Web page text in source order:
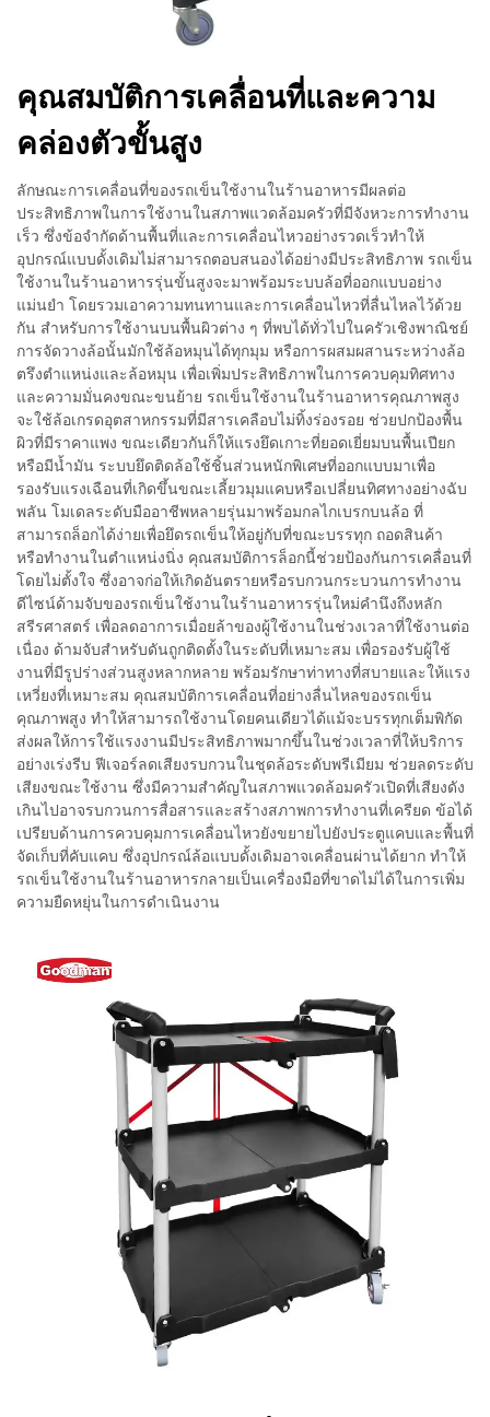
คุณสมบัติการเคลื่อนที่และความ
คล่องตัวขั้นสูง
ลักษณะการเคลื่อนที่ของรถเข็นใช้งานในร้านอาหารมีผลต่อ
ประสิทธิภาพในการใช้งานในสภาพแวดล้อมครัวที่มีจังหวะการทำงาน
เร็ว ซึ่งข้อจำกัดด้านพื้นที่และการเคลื่อนไหวอย่างรวดเร็วทำให้
อุปกรณ์แบบดั้งเดิมไม่สามารถตอบสนองได้อย่างมีประสิทธิภาพ รถเข็น
ใช้งานในร้านอาหารรุ่นขั้นสูงจะมาพร้อมระบบล้อที่ออกแบบอย่าง
แม่นยำ โดยรวมเอาความทนทานและการเคลื่อนไหวที่ลื่นไหลไว้ด้วย
กัน สำหรับการใช้งานบนพื้นผิวต่าง ๆ ที่พบได้ทั่วไปในครัวเชิงพาณิชย์
การจัดวางล้อนั้นมักใช้ล้อหมุนได้ทุกมุม หรือการผสมผสานระหว่างล้อ
ตรึงตำแหน่งและล้อหมุน เพื่อเพิ่มประสิทธิภาพในการควบคุมทิศทาง
และความมั่นคงขณะขนย้าย รถเข็นใช้งานในร้านอาหารคุณภาพสูง
จะใช้ล้อเกรดอุตสาหกรรมที่มีสารเคลือบไม่ทิ้งร่องรอย ช่วยปกป้องพื้น
ผิวที่มีราคาแพง ขณะเดียวกันก็ให้แรงยึดเกาะที่ยอดเยี่ยมบนพื้นเปียก
หรือมีน้ำมัน ระบบยึดติดล้อใช้ชิ้นส่วนหนักพิเศษที่ออกแบบมาเพื่อ
รองรับแรงเฉือนที่เกิดขึ้นขณะเลี้ยวมุมแคบหรือเปลี่ยนทิศทางอย่างฉับ
พลัน โมเดลระดับมืออาชีพหลายรุ่นมาพร้อมกลไกเบรกบนล้อ ที่
สามารถล็อกได้ง่ายเพื่อยึดรถเข็นให้อยู่กับที่ขณะบรรทุก ถอดสินค้า
หรือทำงานในตำแหน่งนิ่ง คุณสมบัติการล็อกนี้ช่วยป้องกันการเคลื่อนที่
โดยไม่ตั้งใจ ซึ่งอาจก่อให้เกิดอันตรายหรือรบกวนกระบวนการทำงาน
ดีไซน์ด้ามจับของรถเข็นใช้งานในร้านอาหารรุ่นใหม่คำนึงถึงหลัก
สรีรศาสตร์ เพื่อลดอาการเมื่อยล้าของผู้ใช้งานในช่วงเวลาที่ใช้งานต่อ
เนื่อง ด้ามจับสำหรับดันถูกติดตั้งในระดับที่เหมาะสม เพื่อรองรับผู้ใช้
งานที่มีรูปร่างส่วนสูงหลากหลาย พร้อมรักษาท่าทางที่สบายและให้แรง
เหวี่ยงที่เหมาะสม คุณสมบัติการเคลื่อนที่อย่างลื่นไหลของรถเข็น
คุณภาพสูง ทำให้สามารถใช้งานโดยคนเดียวได้แม้จะบรรทุกเต็มพิกัด
ส่งผลให้การใช้แรงงานมีประสิทธิภาพมากขึ้นในช่วงเวลาที่ให้บริการ
อย่างเร่งรีบ ฟีเจอร์ลดเสียงรบกวนในชุดล้อระดับพรีเมียม ช่วยลดระดับ
เสียงขณะใช้งาน ซึ่งมีความสำคัญในสภาพแวดล้อมครัวเปิดที่เสียงดัง
เกินไปอาจรบกวนการสื่อสารและสร้างสภาพการทำงานที่เครียด ข้อได้
เปรียบด้านการควบคุมการเคลื่อนไหวยังขยายไปยังประตูแคบและพื้นที่
จัดเก็บที่คับแคบ ซึ่งอุปกรณ์ล้อแบบดั้งเดิมอาจเคลื่อนผ่านได้ยาก ทำให้
รถเข็นใช้งานในร้านอาหารกลายเป็นเครื่องมือที่ขาดไม่ได้ในการเพิ่ม
ความยืดหยุ่นในการดำเนินงาน